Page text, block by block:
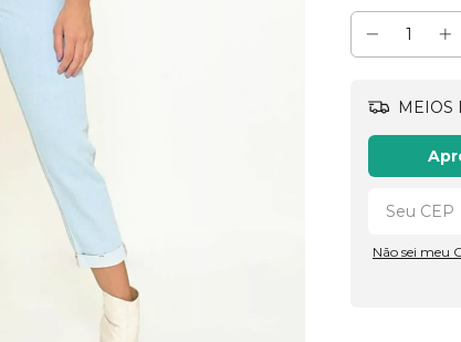
MEIOS
Não sei meu